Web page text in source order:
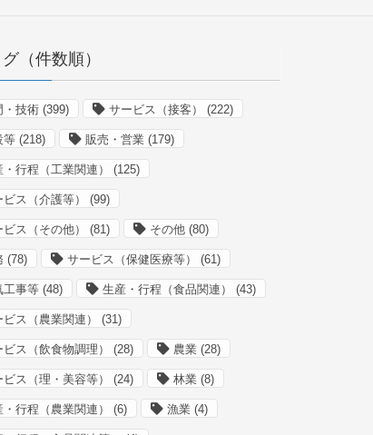
（件数順）
・技術 (399) サービス（接客） (222)
等 (218) 販売・営業 (179)
・行程（工業関連） (125)
ス（介護等） (99)
ス（その他） (81) その他 (80)
(78) サービス（保健医療等） (61)
工事等 (48) 生産・行程（食品関連） (43)
ス（農業関連） (31)
ビス（飲食物調理） (28) 農業 (28)
ビス（理・美容等） (24) 林業 (8)
・行程（農業関連） (6) 漁業 (4)